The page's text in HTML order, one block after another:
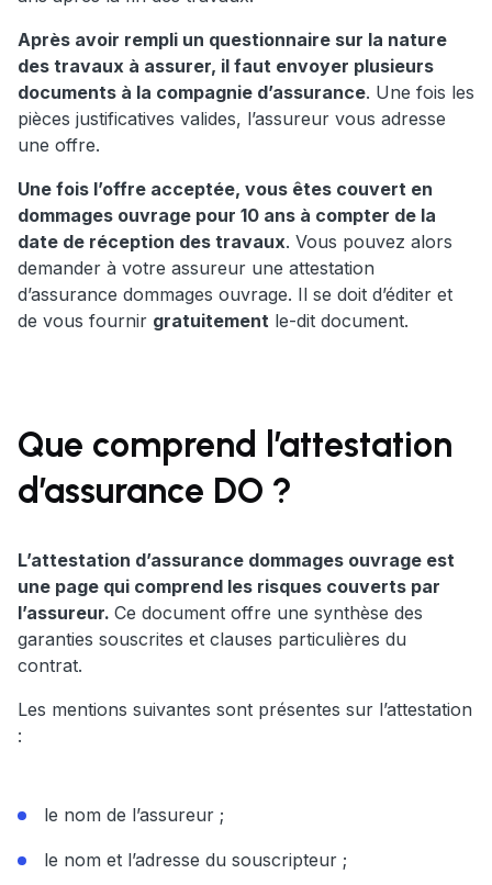
Après avoir rempli un questionnaire sur la nature
des travaux à assurer, il faut envoyer plusieurs
documents à la compagnie d’assurance. Une fois les
pièces justificatives valides, l’assureur vous adresse
une offre.
Une fois l’offre acceptée, vous êtes couvert en
dommages ouvrage pour 10 ans à compter de la
date de réception des travaux. Vous pouvez alors
demander à votre assureur une attestation
d’assurance dommages ouvrage. Il se doit d’éditer et
de vous fournir gratuitement le-dit document.
Que comprend l’attestation
d’assurance DO ?
L’attestation d’assurance dommages ouvrage est
une page qui comprend les risques couverts par
l’assureur. Ce document offre une synthèse des
garanties souscrites et clauses particulières du
contrat.
Les mentions suivantes sont présentes sur l’attestation
:
le nom de l’assureur ;
le nom et l’adresse du souscripteur ;